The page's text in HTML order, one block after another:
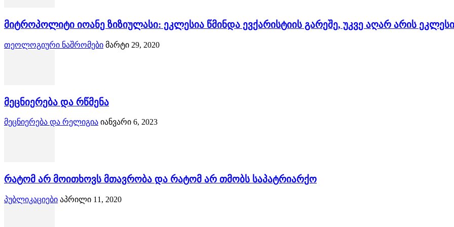
მიტროპოლიტი იოანე ზიზიულასი: ეკლესია წმინდა ევქარისტიის გარეშე, უკვე აღარ არის
თეოლოგიური ნაშრომები მარტი 29, 2020
მეცნიერება და რწმენა
მეცნიერება და რელიგია იანვარი 6, 2023
რატომ არ მოითხოვს მთავრობა და რატომ არ თმობს საპატრიარქო
პუბლიკაციები აპრილი 11, 2020